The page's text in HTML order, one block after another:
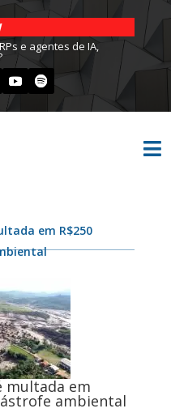
e agentes de IA,

em R$250
multada em
ambiental